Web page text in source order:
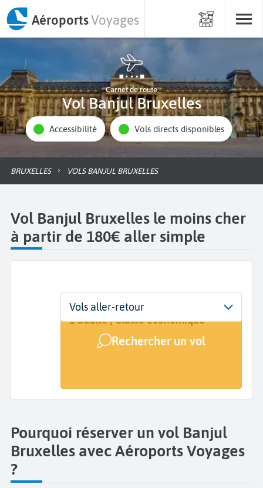
AéroportsVoyages
Carnet de route
Vol Banjul Bruxelles
Accessibilité Vols directs disponibles
BRUXELLES VOLS BANJUL BRUXELLES
Vol Banjul Bruxelles le moins cher
à partir de 180€ aller simple
Départ
Banjul (BJL)
Dates
Dates de votre voyage
Voyageurs | Classe
1 adulte | Classe économique
Rechercher un vol
Vols aller-retour
Pourquoi réserver un vol Banjul
Bruxelles avec Aéroports Voyages
?